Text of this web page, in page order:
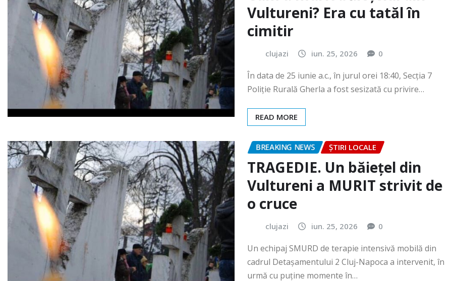
clujazi iun. 25, 2026 0
În data de 25 iunie a.c., în jurul orei 18:40, Secția 7
Poliție Rurală Gherla a fost sesizată cu privire…
READ MORE
BREAKING NEWS
TRAGEDIE. Un băiețel din
Vultureni a MURIT strivit de
o cruce
clujazi iun. 25, 2026 0
Un echipaj SMURD de terapie intensivă mobilă din
cadrul Detașamentului 2 Cluj-Napoca a intervenit, în
urmă cu puține momente în…
READ MORE